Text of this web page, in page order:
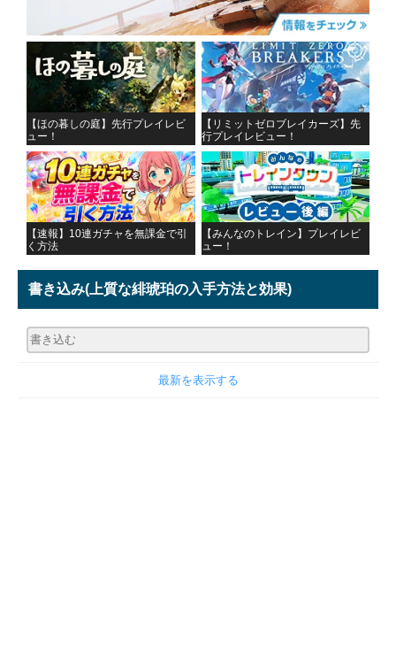
【ほの暮しの庭】先行プレイレビ
ュー！
【リミットゼロブレイカーズ】先
行プレイレビュー！
【速報】10連ガチャを無課金で引
く方法
【みんなのトレイン】プレイレビ
ュー！
書き込み(上質な緋琥珀の入手方法と効果)
最新を表示する